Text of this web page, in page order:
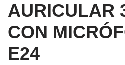
AURICULAR
CON
E24